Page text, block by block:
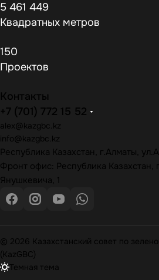
5 461 449
Квадратных метров
150
Проектов
Контакты
+7 (701) 772 15 52
alex@kazgbc.kz
info@kazgbc.kz
Республика Казахстан, г.Алматы,
Фронт офис: Республика Казахстан,
Янушкевича, 1
© 2026 Казахстанский совет по
(KazGBC)
Темная тема